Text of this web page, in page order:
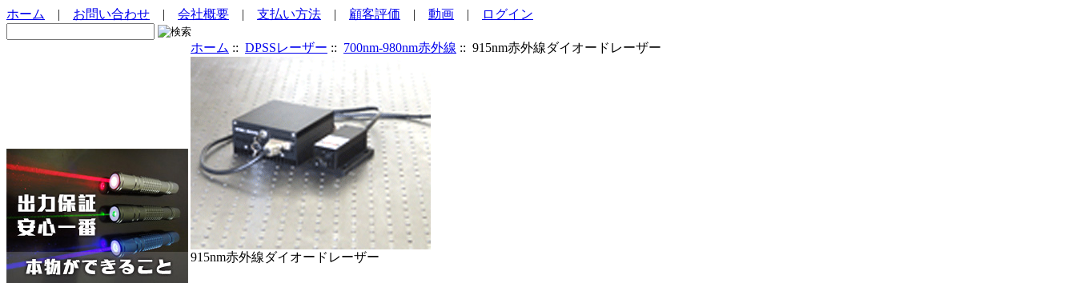
ホーム | お問い合わせ | 会社概要 | 支払い方法 | 顧客評価 | 動画 | ログイン
ホーム :: DPSSレーザー :: 700nm-980nm赤外線 :: 915nm赤外線ダイオードレーザー
915nm赤外線ダイオードレーザー